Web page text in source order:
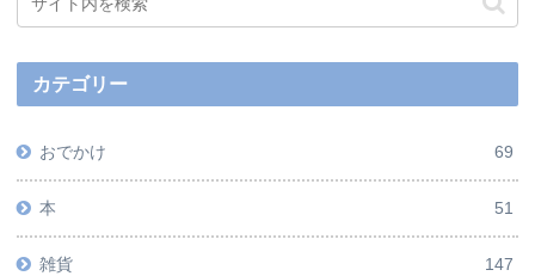
カテゴリー
おでかけ 69
本 51
雑貨 147